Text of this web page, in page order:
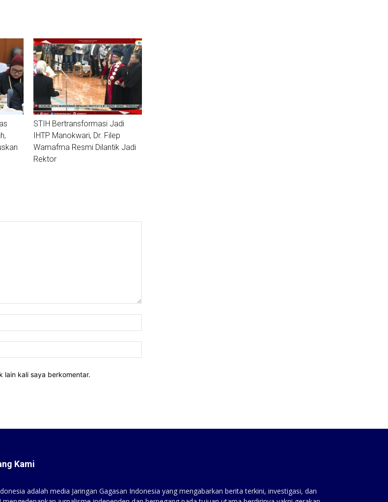
STIH Bertransformasi Jadi
IHTP Manokwari, Dr. Filep
Wamafma Resmi Dilantik Jadi
Rektor
lain kali saya berkomentar.
Kami
adalah media Jaringan Gagasan Indonesia yang mengabarkan berita terkini, investigasi, dan